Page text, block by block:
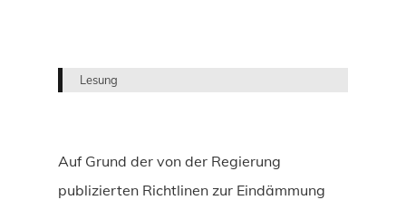
Lesung
Auf Grund der von der Regierung
publizierten Richtlinen zur Eindämmung